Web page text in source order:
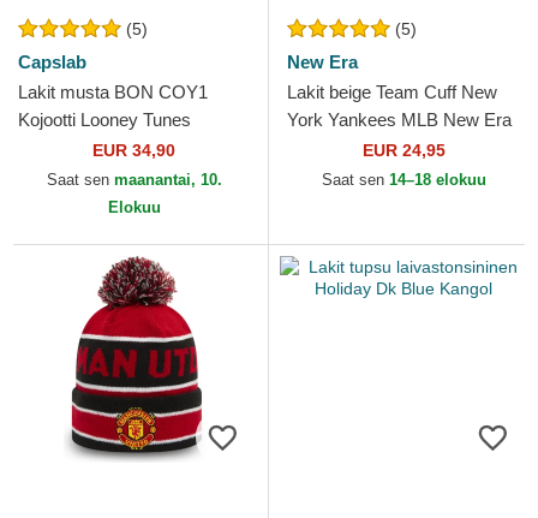
(5)
Capslab
Lakit musta BON COY1
Kojootti Looney Tunes
EUR 34,90
Saat sen maanantai, 10.
Elokuu
(5)
New Era
Lakit beige Team Cuff New
York Yankees MLB New Era
EUR 24,95
Saat sen 14–18 elokuu